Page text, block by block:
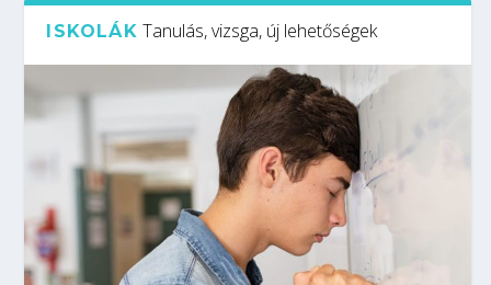
ISKOLÁK Tanulás, vizsga, új lehetőségek